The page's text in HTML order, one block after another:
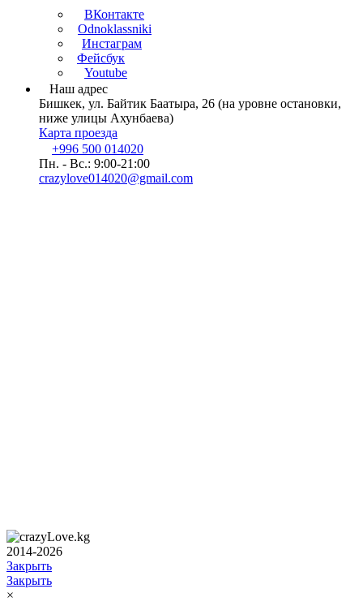
ВКонтакте
Odnoklassniki
Инстаграм
Фейсбук
Youtube
Наш адрес
Бишкек, ул. Байтик Баатыра, 26 (на уровне остановки,
ниже улицы Ахунбаева)
Карта проезда
+996 500 014020
Пн. - Вс.: 9:00-21:00
crazylove014020@gmail.com
2014-2026
Закрыть
Закрыть
×